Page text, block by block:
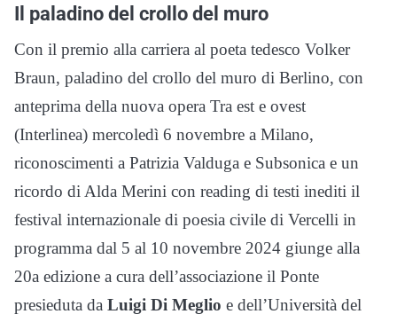
Il paladino del crollo del muro
Con il premio alla carriera al poeta tedesco Volker
Braun, paladino del crollo del muro di Berlino, con
anteprima della nuova opera Tra est e ovest
(Interlinea) mercoledì 6 novembre a Milano,
riconoscimenti a Patrizia Valduga e Subsonica e un
ricordo di Alda Merini con reading di testi inediti il
festival internazionale di poesia civile di Vercelli in
programma dal 5 al 10 novembre 2024 giunge alla
20a edizione a cura dell’associazione il Ponte
presieduta da Luigi Di Meglio e dell’Università del